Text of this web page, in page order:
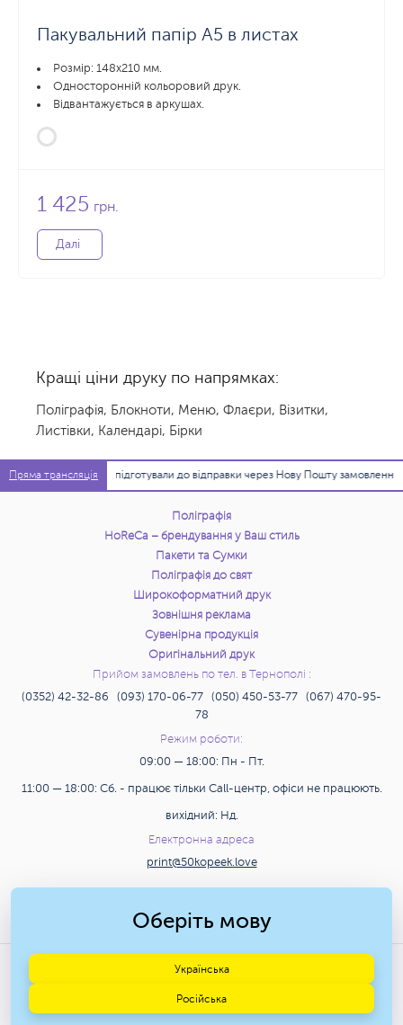
Пакувальний папір А5 в листах
Розмір: 148х210 мм.
Односторонній кольоровий друк.
Відвантажується в аркушах.
1 425 грн.
Далі
Кращі ціни друку по напрямках:
Поліграфія, Блокноти, Меню, Флаєри, Візитки,
Листівки, Календарі, Бірки
Пряма трансляція
11:36:54 Ми підготували до відправки через Нову Пошту замовлення для
Поліграфія
HoReCa – брендування у Ваш стиль
Пакети та Сумки
Поліграфія до свят
Широкоформатний друк
Зовнішня реклама
Сувенірна продукція
Оригінальний друк
Прийом замовлень по тел. в Тернополі :
(0352) 42-32-86 (093) 170-06-77 (050) 450-53-77 (067) 470-95-
78
Режим роботи:
09:00 — 18:00: Пн - Пт.
11:00 — 18:00: Сб. - працює тільки Call-центр, офіси не працюють.
вихідний: Нд.
Електронна адреса
print@50kopeek.love
© 2009-2026 Друкарня «50
Дизайн і розробка сайту —
Оберіть мову
Українська
Російська